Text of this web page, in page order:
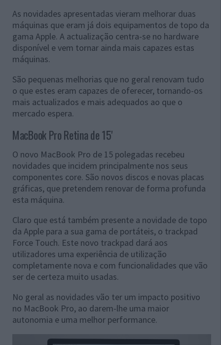
As novidades apresentadas vieram melhorar duas
máquinas que eram já dois equipamentos de topo da
gama Apple. A actualização centra-se no hardware
disponível e vem tornar ainda mais capazes estas
máquinas.
São pequenas melhorias que no geral renovam tudo
o que estes eram capazes de oferecer, tornando-os
mais actualizados e mais adequados ao que o
mercado espera.
MacBook Pro Retina de 15'
O novo MacBook Pro de 15 polegadas recebeu
novidades que incidem principalmente nos seus
componentes core. São novos discos e novas placas
gráficas, que pretendem renovar de forma profunda
esta máquina.
Claro que está também presente a novidade de topo
da Apple para a sua gama de portáteis, o trackpad
Force Touch. Este novo trackpad dará aos
utilizadores uma experiência de utilização
completamente nova e com funcionalidades que vão
ser de certeza muito usadas.
No geral as novidades vão ter um impacto positivo
no MacBook Pro, ao darem-lhe uma maior
autonomia e uma melhor performance.